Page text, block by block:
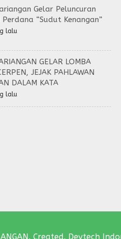
Gelar Peluncuran
Perdana “Sudut Kenangan”
lalu
GELAR LOMBA
JEJAK PAHLAWAN
DALAM KATA
lalu
Created. Devtech